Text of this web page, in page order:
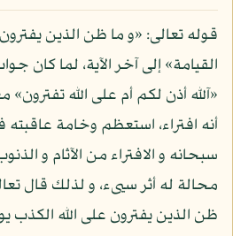
قوله تعالى: «و ما ظن الذين
القيامة» إلى آخر الآية، لما كان
«آلله أذن لكم أم على الله
أنه افتراء، استعظم وخامة عاقبته
سبحانه و الافتراء من الآثام و
محالة له أثر سيىء، و لذلك قال
ظن الذين يفترون على الله الكذب